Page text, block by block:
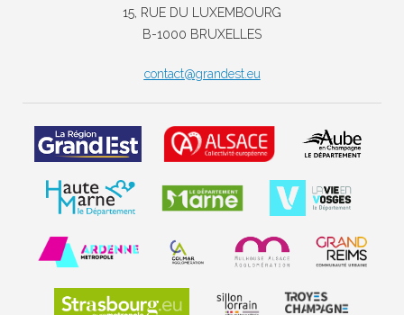
15, RUE DU LUXEMBOURG
B-1000 BRUXELLES
contact@grandest.eu